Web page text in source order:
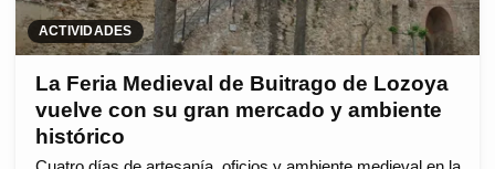
ACTIVIDADES
La Feria Medieval de Buitrago de Lozoya
vuelve con su gran mercado y ambiente
histórico